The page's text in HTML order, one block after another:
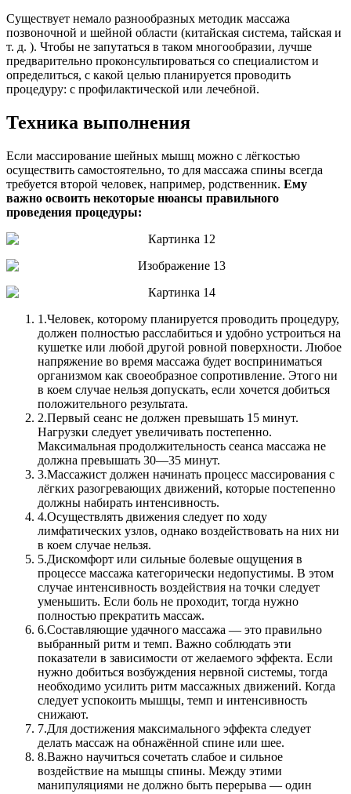
Существует немало разнообразных методик массажа
позвоночной и шейной области (китайская система, тайская и
т. д. ). Чтобы не запутаться в таком многообразии, лучше
предварительно проконсультироваться со специалистом и
определиться, с какой целью планируется проводить
процедуру: с профилактической или лечебной.
Техника выполнения
Если массирование шейных мышц можно с лёгкостью
осуществить самостоятельно, то для массажа спины всегда
требуется второй человек, например, родственник. Ему
важно освоить некоторые нюансы правильного
проведения процедуры:
1.Человек, которому планируется проводить процедуру,
должен полностью расслабиться и удобно устроиться на
кушетке или любой другой ровной поверхности. Любое
напряжение во время массажа будет восприниматься
организмом как своеобразное сопротивление. Этого ни
в коем случае нельзя допускать, если хочется добиться
положительного результата.
2.Первый сеанс не должен превышать 15 минут.
Нагрузки следует увеличивать постепенно.
Максимальная продолжительность сеанса массажа не
должна превышать 30—35 минут.
3.Массажист должен начинать процесс массирования с
лёгких разогревающих движений, которые постепенно
должны набирать интенсивность.
4.Осуществлять движения следует по ходу
лимфатических узлов, однако воздействовать на них ни
в коем случае нельзя.
5.Дискомфорт или сильные болевые ощущения в
процессе массажа категорически недопустимы. В этом
случае интенсивность воздействия на точки следует
уменьшить. Если боль не проходит, тогда нужно
полностью прекратить массаж.
6.Составляющие удачного массажа — это правильно
выбранный ритм и темп. Важно соблюдать эти
показатели в зависимости от желаемого эффекта. Если
нужно добиться возбуждения нервной системы, тогда
необходимо усилить ритм массажных движений. Когда
следует успокоить мышцы, темп и интенсивность
снижают.
7.Для достижения максимального эффекта следует
делать массаж на обнажённой спине или шее.
8.Важно научиться сочетать слабое и сильное
воздействие на мышцы спины. Между этими
манипуляциями не должно быть перерыва — один